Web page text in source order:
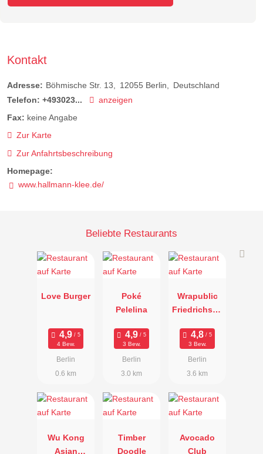
Kontakt
Adresse: Böhmische Str. 13 12055 Berlin
Deutschland
Telefon: +493023...
anzeigen
Fax: keine Angabe
Zur Karte
Zur Anfahrtsbeschreibung
Homepage:
www.hallmann-klee.de/
Beliebte Restaurants
Love Burger
4 Bew.
Berlin
0.6 km
Poké
Pelelina
3 Bew.
Berlin
3.0 km
Wrapublic
Friedrichsha
3 Bew.
Berlin
3.6 km
Wu Kong
Asian
Timber
Doodle
Avocado
Club